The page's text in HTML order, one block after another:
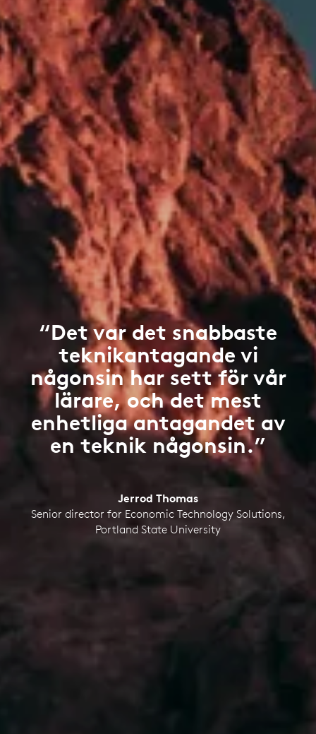
“Det var det snabbaste
teknikantagande vi
någonsin har sett för vår
lärare, och det mest
enhetliga antagandet av
en teknik någonsin.”
Jerrod Thomas
Senior director for Economic Technology Solutions,
Portland State University